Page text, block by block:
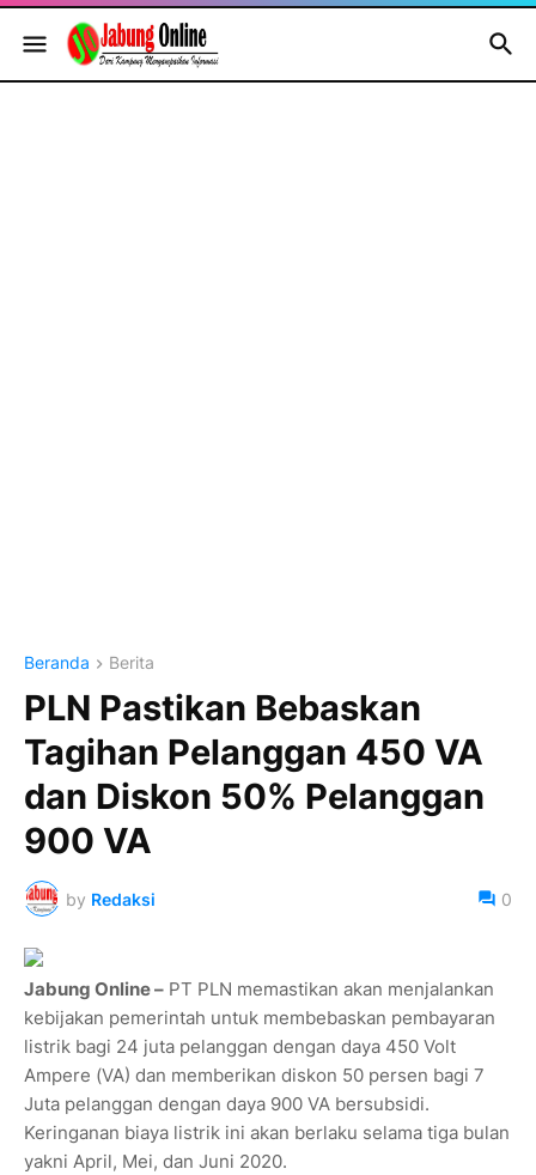
Beranda Berita
PLN Pastikan Bebaskan
Tagihan Pelanggan 450 VA
dan Diskon 50% Pelanggan
900 VA
by Redaksi 0
Jabung Online – PT PLN memastikan akan menjalankan
kebijakan pemerintah untuk membebaskan pembayaran
listrik bagi 24 juta pelanggan dengan daya 450 Volt
Ampere (VA) dan memberikan diskon 50 persen bagi 7
Juta pelanggan dengan daya 900 VA bersubsidi.
Keringanan biaya listrik ini akan berlaku selama tiga bulan
yakni April, Mei, dan Juni 2020.